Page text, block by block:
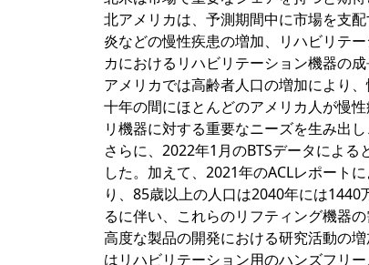
北アメリカは、予測期間中に市場を支
炎などの慢性疾患の増加、リハビリテ
カにおけるリハビリテーション機器の成
アメリカでは高齢者人口の増加により
十年の間にほとんどのアメリカ人が慢
リ機器に対する重要なニーズを生み出
さらに、2022年1月のBTSデータによ
した。加えて、2021年のACLレポート
り、85歳以上の人口は2040年には
るに伴い、これらのリフティング機器
高度な製品の開発における研究活動の
はリハビリテーション用のハンズフリ